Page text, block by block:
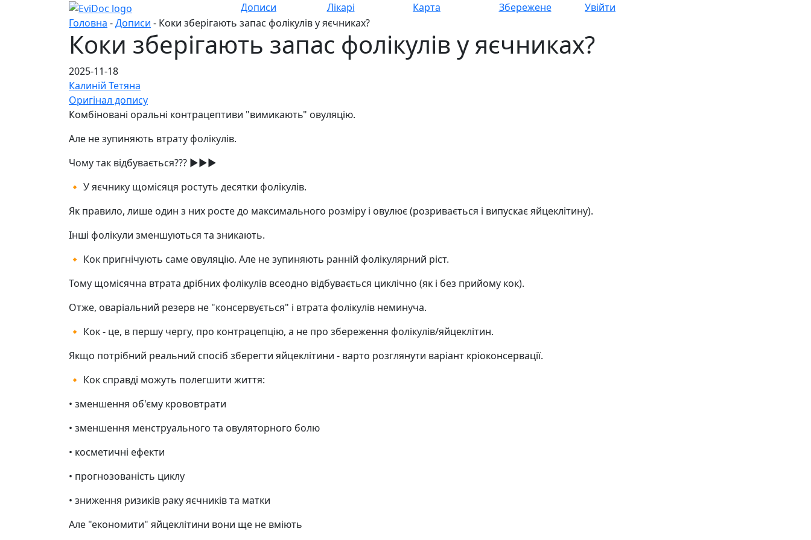
Дописи Лікарі Карта Збережене
Увійти
Головна -Дописи - Коки зберігають запас фолікулів у яєчниках?
Коки зберігають запас фолікулів у яєчниках?
2025-11-18
Калиній Тетяна
Оригінал допису
Комбіновані оральні контрацептиви "вимикають" овуляцію.
Але не зупиняють втрату фолікулів.
Чому так відбувається??? ▶️▶️▶️
🔸 У яєчнику щомісяця ростуть десятки фолікулів.
Як правило, лише один з них росте до максимального розміру і овулює (розривається і випускає яйцеклітину).
Інші фолікули зменшуються та зникають.
🔸 Кок пригнічують саме овуляцію. Але не зупиняють ранній фолікулярний ріст.
Тому щомісячна втрата дрібних фолікулів всеодно відбувається циклічно (як і без прийому кок).
Отже, оваріальний резерв не "консервується" і втрата фолікулів неминуча.
🔸 Кок - це, в першу чергу, про контрацепцію, а не про збереження фолікулів/яйцеклітин.
Якщо потрібний реальний спосіб зберегти яйцеклітини - варто розглянути варіант кріоконсервації.
🔸 Кок справді можуть полегшити життя:
• зменшення об'єму крововтрати
• зменшення менструального та овуляторного болю
• косметичні ефекти
• прогнозованість циклу
• зниження ризиків раку яєчників та матки
Але "економити" яйцеклітини вони ще не вміють